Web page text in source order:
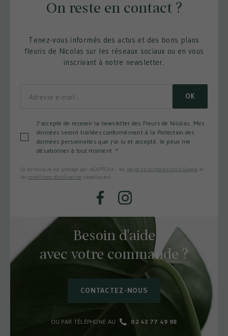
On reste en contact ?
Tenez-vous informés des actus et des bons plans
fleuris de Nicolas sur les réseaux sociaux ou en vous
inscrivant à notre newsletter.
OK
J'accepte de recevoir la newsletter des Fleurs de Nicolas. Mes
données seront traitées conformément à la Protection des
données personnelles que j'ai lu et accepté. Je peux me
désabonner à tout moment. *
Ce formulaire est protégé par reCAPTCHA - les règles de confidentialité Google et
les conditions d'utilisation s'appliquent.
FacebookInstagram
Besoin d'aide
avec votre commande ?
CONTACTEZ-NOUS
OU PAR TÉLÉPHONE AU 02 43 77 49 98